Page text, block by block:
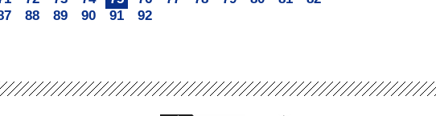
88 89 90 91 92